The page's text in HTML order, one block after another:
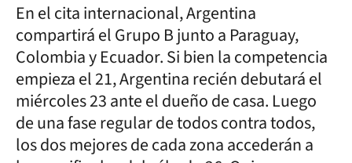
En el cita internacional, Argentina
compartirá el Grupo B junto a Paraguay,
Colombia y Ecuador. Si bien la competencia
empieza el 21, Argentina recién debutará el
miércoles 23 ante el dueño de casa. Luego
de una fase regular de todos contra todos,
los dos mejores de cada zona accederán a